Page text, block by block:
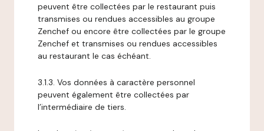
peuvent être collectées par le restaurant puis
transmises ou rendues accessibles au groupe
Zenchef ou encore être collectées par le groupe
Zenchef et transmises ou rendues accessibles
au restaurant le cas échéant.
3.1.3. Vos données à caractère personnel
peuvent également être collectées par
l’intermédiaire de tiers.